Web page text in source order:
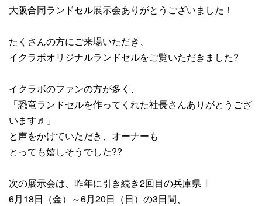
大阪合同ランドセル展示会ありがとうございました！
たくさんの方にご来場いただき、
イクラボオリジナルランドセルをご覧いただきました?
イクラボのファンの方が多く、
「恐竜ランドセルを作ってくれた社長さんありがとうござ
います♬」
と声をかけていただき、オーナーも
とっても嬉しそうでした??
次の展示会は、昨年に引き続き2回目の兵庫県
6月18日（金）～6月20日（日）の3日間、